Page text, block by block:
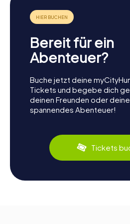
Bereit für ein
Abenteuer?
Buche jetzt deine
Tickets und begebe dich
deinen Freunden oder
spannendes Abenteuer!
Tickets